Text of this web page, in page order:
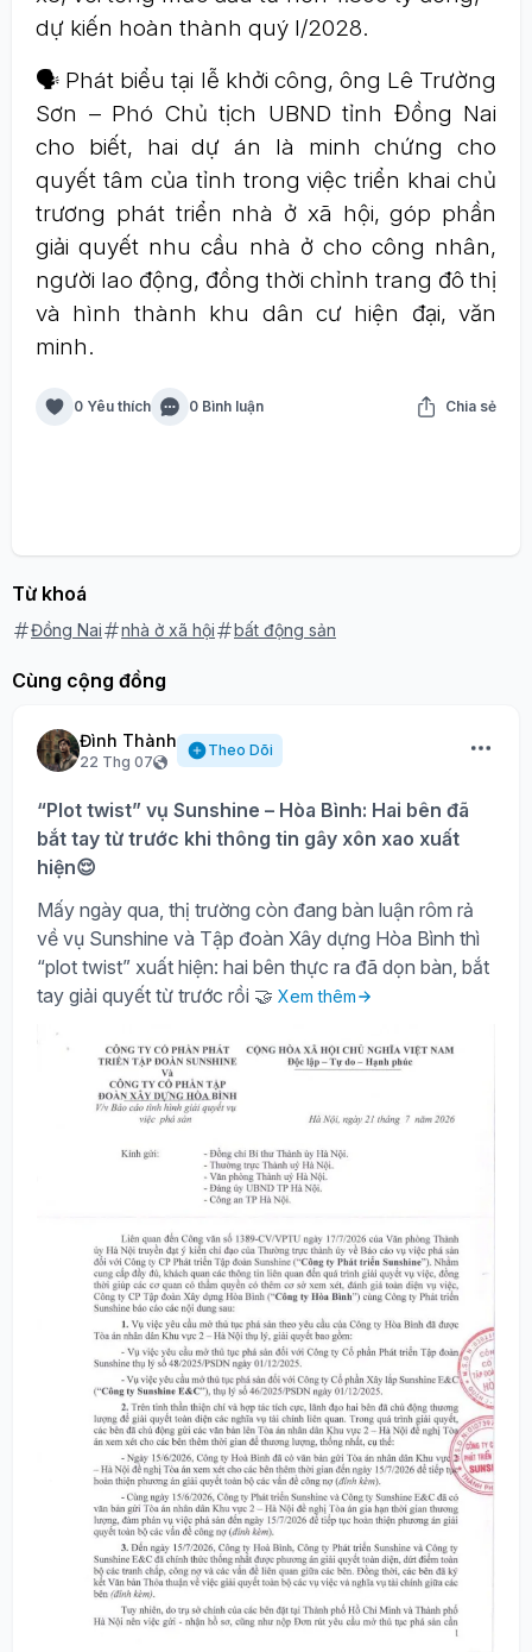
dự kiến hoàn thành quý I/2028.
🗣️ Phát biểu tại lễ khởi công, ông Lê Trường
Sơn – Phó Chủ tịch UBND tỉnh Đồng Nai
cho biết, hai dự án là minh chứng cho
quyết tâm của tỉnh trong việc triển khai chủ
trương phát triển nhà ở xã hội, góp phần
giải quyết nhu cầu nhà ở cho công nhân,
người lao động, đồng thời chỉnh trang đô thị
và hình thành khu dân cư hiện đại, văn
minh.
0 Yêu thích 0 Bình luận Chia sẻ
Từ khoá
Đồng Nai nhà ở xã hội bất động sản
Cùng cộng đồng
Đình Thành
22 Thg 07
Theo Dõi
“Plot twist” vụ Sunshine – Hòa Bình: Hai bên đã
bắt tay từ trước khi thông tin gây xôn xao xuất
hiện😌
Mấy ngày qua, thị trường còn đang bàn luận rôm rả
về vụ Sunshine và Tập đoàn Xây dựng Hòa Bình thì
“plot twist” xuất hiện: hai bên thực ra đã dọn bàn, bắt
tay giải quyết từ trước rồi 🤝 Xem thêm